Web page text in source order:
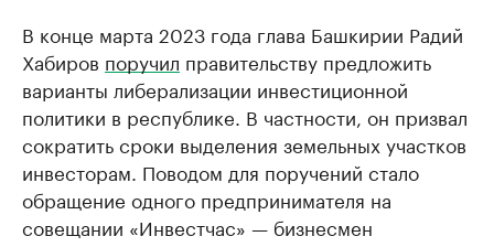
В конце марта 2023 года глава Башкирии Радий
Хабиров поручил правительству предложить
варианты либерализации инвестиционной
политики в республике. В частности, он призвал
сократить сроки выделения земельных участков
инвесторам. Поводом для поручений стало
обращение одного предпринимателя на
совещании «Инвестчас» — бизнесмен